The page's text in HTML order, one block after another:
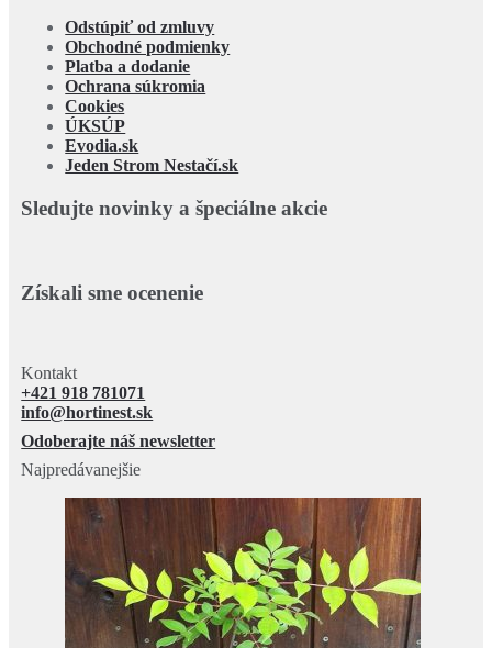
Odstúpiť od zmluvy
Obchodné podmienky
Platba a dodanie
Ochrana súkromia
Cookies
ÚKSÚP
Evodia.sk
Jeden Strom Nestačí.sk
Sledujte novinky a špeciálne akcie
Získali sme ocenenie
Kontakt
+421 918 781071
info@hortinest.sk
Odoberajte náš newsletter
Najpredávanejšie